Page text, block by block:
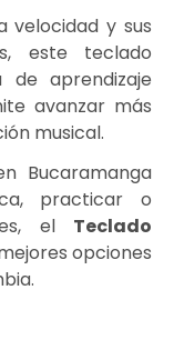
velocidad y sus
este teclado
de aprendizaje
avanzar más
musical.
Bucaramanga
practicar o
el Teclado
opciones